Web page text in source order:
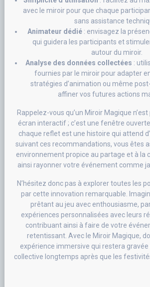
avec le miroir pour que chaque
sans assistance
Animateur dédié: envisagez la
qui guidera les participants et
autour du miroir.
Analyse des données collectées :
fournies par le miroir pour adapter
stratégies d’animation ou même
affiner vos futures actions
Rappelez-vous qu’un Miroir Magique
écran interactif ; c’est une fenêtre
chaque reflet est une histoire qui attend
suivant ces recommandations, vous êtes
environnement propice au partage et à la
ainsi rayonner votre événement comme
N’hésitez donc pas à explorer toutes les
par cette innovation remarquable.
prêtant au jeu avec enthousiasme,
expériences personnalisées avec leurs
contribuant ainsi à faire de votre
retentissant. Avec le Miroir Magique,
expérience immersive qui restera
collective longtemps après que les